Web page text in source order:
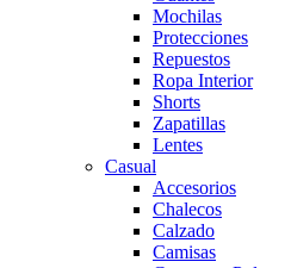
Mochilas
Protecciones
Repuestos
Ropa Interior
Shorts
Zapatillas
Lentes
Casual
Accesorios
Chalecos
Calzado
Camisas